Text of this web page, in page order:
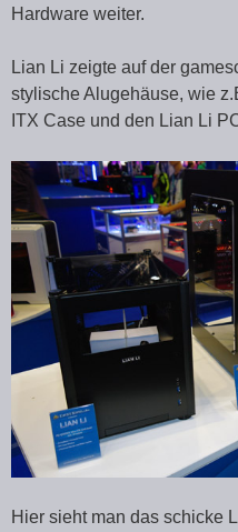
Hardware weiter.
Lian Li zeigte auf der
stylische Alugehäuse, wie
ITX Case und den Lian Li
Hier sieht man das schicke